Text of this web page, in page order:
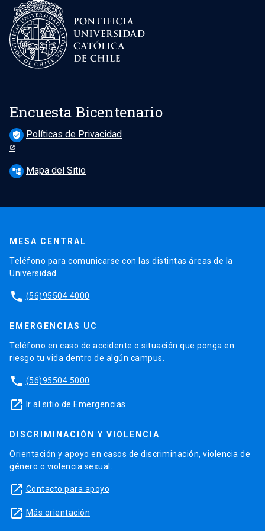
Encuesta Bicentenario
verified_user Políticas de Privacidad
account_tree Mapa del Sitio
MESA CENTRAL
Teléfono para comunicarse con las distintas áreas de la
Universidad.
phone (56)95504 4000
EMERGENCIAS UC
Teléfono en caso de accidente o situación que ponga en
riesgo tu vida dentro de algún campus.
phone (56)95504 5000
launch Ir al sitio de Emergencias
DISCRIMINACIÓN Y VIOLENCIA
Orientación y apoyo en casos de discriminación, violencia de
género o violencia sexual.
launch Contacto para apoyo
launch Más orientación